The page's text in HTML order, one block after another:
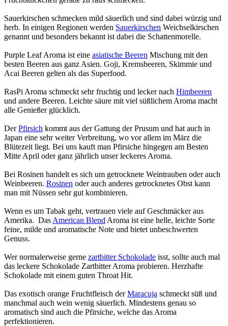
Sauerkirschen schmecken mild säuerlich und sind dabei würzig und
herb. In einigen Regionen werden Sauerkirschen Weichselkirschen
genannt und besonders bekannt ist dabei die Schattenmorelle.
Purple Leaf Aroma ist eine asiatische Beeren Mischung mit den
besten Beeren aus ganz Asien. Goji, Kremsbeeren, Skimmie und
Acai Beeren gelten als das Superfood.
RasPi Aroma schmeckt sehr fruchtig und lecker nach Himbeeren
und andere Beeren. Leichte säure mit viel süßlichem Aroma macht
alle Genießer glücklich.
DerPfirsich kommt aus der Gattung der Prusum und hat auch in
Japan eine sehr weiter Verbreitung, wo vor allem im März die
Blütezeit liegt. Bei uns kauft man Pfirsiche hingegen am Besten
Mitte April oder ganz jährlich unser leckeres Aroma.
Bei Rosinen handelt es sich um getrocknete Weintrauben oder auch
Weinbeeren. Rosinen oder auch anderes getrocknetes Obst kann
man mit Nüssen sehr gut kombinieren.
Wenn es um Tabak geht, vertrauen viele auf Geschmäcker aus
Amerika. Das American Blend Aroma ist eine helle, leichte Sorte
feine, milde und aromatische Note und bietet unbeschwerten
Genuss.
Wer normalerweise gerne zartbitter Schokolade isst, sollte auch mal
das leckere Schokolade Zartbitter Aroma probieren. Herzhafte
Schokolade mit einem guten Throat Hit.
Das exotisch orange Fruchtfleisch derMaracuja schmeckt süß und
manchmal auch wein wenig säuerlich. Mindestens genau so
aromatisch sind auch die Pfirsiche, welche das Aroma
perfektionieren.